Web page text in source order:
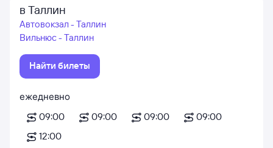
в Таллин
Автовокзал - Таллин
Вильнюс - Таллин
Найти билеты
ежедневно
09:00
09:00 09:00
09:00
12:00